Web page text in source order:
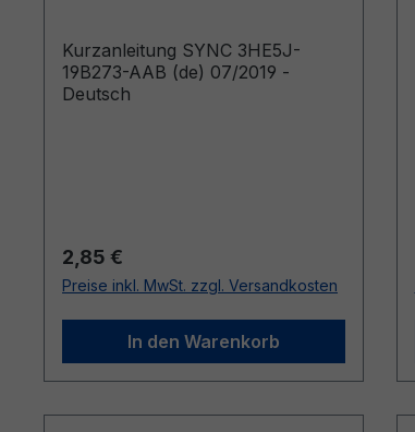
Kurzanleitung SYNC 3HE5J-
19B273-AAB (de) 07/2019 -
Deutsch
Regulärer Preis:
2,85 €
Preise inkl. MwSt. zzgl. Versandkosten
In den Warenkorb